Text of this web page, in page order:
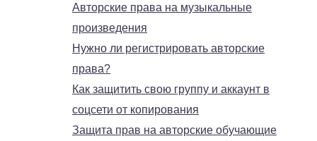
Авторские права на музыкальные
произведения
Нужно ли регистрировать авторские
права?
Как защитить свою группу и аккаунт в
соцсети от копирования
Защита прав на авторские обучающие